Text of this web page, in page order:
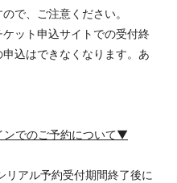
で、ご注意ください。
ット申込サイトでの受付終
込はできなくなります。あ
でのご予約について▼
アル予約受付期間終了後に